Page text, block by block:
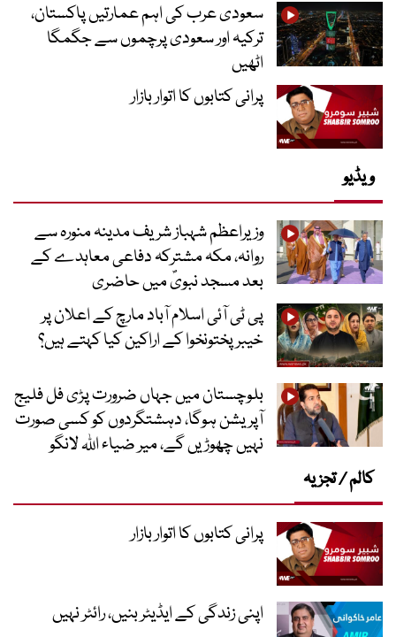
سعودی عرب کی اہم عمارتیں پاکستان،
ترکیہ اور سعودی پرچموں سے جگمگا
اٹھیں
پرانی کتابوں کا اتوار بازار
ویڈیو
وزیراعظم شہباز شریف مدینہ منورہ سے
روانہ، مکہ مشترکہ دفاعی معاہدے کے
بعد مسجد نبویؐ میں حاضری
پی ٹی آئی اسلام آباد مارچ کے اعلان پر
خیبر پختونخوا کے اراکین کیا کہتے ہیں؟
بلوچستان میں جہاں ضرورت پڑی فل فلیج
آپریشن ہوگا، دہشتگردوں کو کسی صورت
نہیں چھوڑیں گے، میر ضیاء اللہ لانگو
کالم / تجزیہ
پرانی کتابوں کا اتوار بازار
اپنی زندگی کے ایڈیٹر بنیں، رائٹر نہیں